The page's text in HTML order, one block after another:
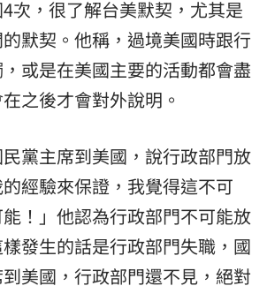
次，很了解台美默契，尤其是
默契。他稱，過境美國時跟行
或是在美國主要的活動都會盡
之後才會對外說明。
黨主席到美國，說行政部門放
經驗來保證，我覺得這不可
！」他認為行政部門不可能放
發生的話是行政部門失職，國
美國，行政部門還不見，絕對